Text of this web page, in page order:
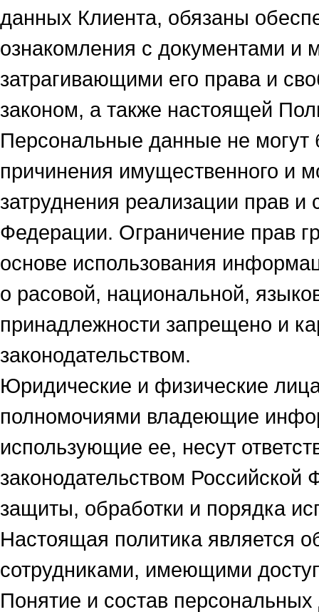
данных Клиента, обязаны
ознакомления с документами и
затрагивающими его права и
законом, а также настоящей
Персональные данные не могут
причинения имущественного и
затруднения реализации прав и
Федерации. Ограничение прав
основе использования
о расовой, национальной,
принадлежности запрещено и
законодательством.
Юридические и физические
полномочиями владеющие
использующие ее, несут
законодательством
защиты, обработки и порядка
Настоящая политика является
сотрудниками, имеющими
Понятие и состав